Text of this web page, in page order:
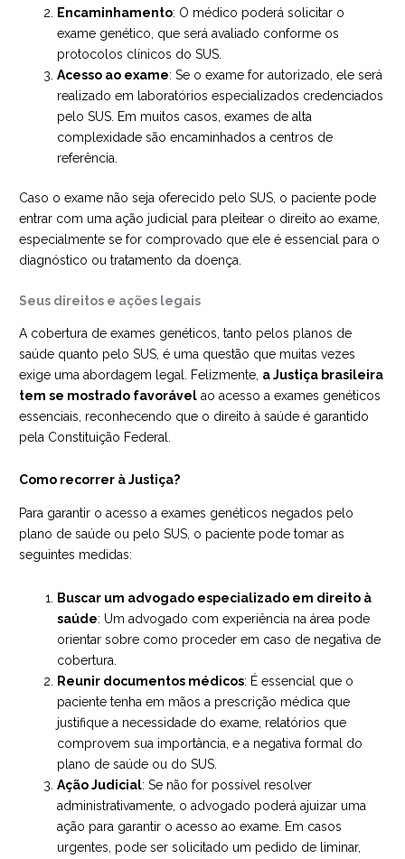
Encaminhamento: O médico poderá solicitar o
exame genético, que será avaliado conforme os
protocolos clínicos do SUS.
Acesso ao exame: Se o exame for autorizado, ele será
realizado em laboratórios especializados credenciados
pelo SUS. Em muitos casos, exames de alta
complexidade são encaminhados a centros de
referência.
Caso o exame não seja oferecido pelo SUS, o paciente pode
entrar com uma ação judicial para pleitear o direito ao exame,
especialmente se for comprovado que ele é essencial para o
diagnóstico ou tratamento da doença.
Seus direitos e ações legais
A cobertura de exames genéticos, tanto pelos planos de
saúde quanto pelo SUS, é uma questão que muitas vezes
exige uma abordagem legal. Felizmente, a Justiça brasileira
tem se mostrado favorável ao acesso a exames genéticos
essenciais, reconhecendo que o direito à saúde é garantido
pela Constituição Federal.
Como recorrer à Justiça?
Para garantir o acesso a exames genéticos negados pelo
plano de saúde ou pelo SUS, o paciente pode tomar as
seguintes medidas:
Buscar um advogado especializado em direito à
saúde: Um advogado com experiência na área pode
orientar sobre como proceder em caso de negativa de
cobertura.
Reunir documentos médicos: É essencial que o
paciente tenha em mãos a prescrição médica que
justifique a necessidade do exame, relatórios que
comprovem sua importância, e a negativa formal do
plano de saúde ou do SUS.
Ação Judicial: Se não for possível resolver
administrativamente, o advogado poderá ajuizar uma
ação para garantir o acesso ao exame. Em casos
urgentes, pode ser solicitado um pedido de liminar,